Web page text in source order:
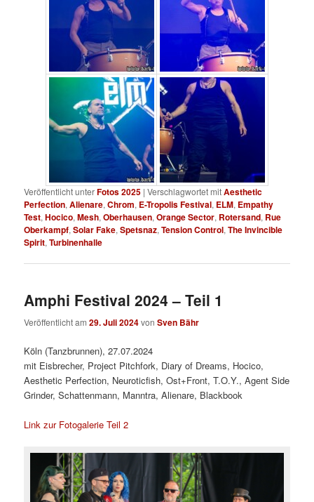
Veröffentlicht unterFotos 2025 |Verschlagwortet mitAesthetic
Perfection,Alienare,Chrom, E-Tropolis Festival, ELM, Empathy
Test,Hocico,Mesh,Oberhausen,Orange Sector, Rotersand, Rue
Oberkampf,Solar Fake,Spetsnaz,Tension Control,The Invincible
Spirit,Turbinenhalle
Amphi Festival 2024 – Teil 1
Veröffentlicht am29. Juli 2024vonSven Bähr
Köln (Tanzbrunnen), 27.07.2024
mit Eisbrecher, Project Pitchfork, Diary of Dreams, Hocico,
Aesthetic Perfection, Neuroticfish, Ost+Front, T.O.Y., Agent Side
Grinder, Schattenmann, Manntra, Alienare, Blackbook
Link zur Fotogalerie Teil 2